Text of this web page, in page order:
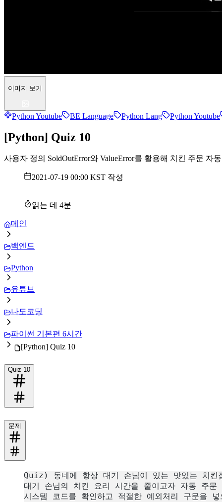
이미지 보기
Python Youtube BE Language Python Lang Python Youtube
[Python] Quiz 10
사용자 정의 SoldOutError와 ValueError를 활용해 치킨 주문 자
2021-07-19 00:00 KST 작성
읽는 데 4분
메인
백엔드
Python
유튜브
나도코딩
파이썬 기본편 6시간
[Python] Quiz 10
Quiz 10
문제
Quiz) 동네에 항상 대기 손님이 있는 맛있는 치킨
대기 손님의 치킨 요리 시간을 줄이고자 자동 주문
시스템 코드를 확인하고 적절한 예외처리 구문을